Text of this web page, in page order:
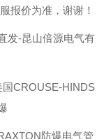
报价为准，谢谢！
发-昆山倍源电气有
CROUSE-HINDS
防爆电气管